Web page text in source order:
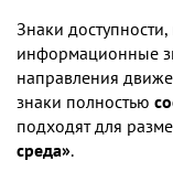
Знаки
информационные
направления
знаки полностью
подходят для
среда».